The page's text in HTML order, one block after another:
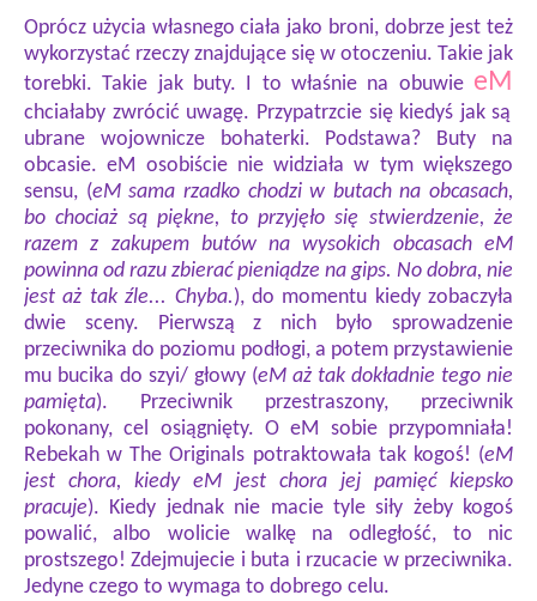
Oprócz użycia własnego ciała jako broni, dobrze jest też
wykorzystać rzeczy znajdujące się w otoczeniu. Takie jak
torebki. Takie jak buty. I to właśnie na obuwie eM
chciałaby zwrócić uwagę. Przypatrzcie się kiedyś jak są
ubrane wojownicze bohaterki. Podstawa? Buty na
obcasie. eM osobiście nie widziała w tym większego
sensu, (eM sama rzadko chodzi w butach na obcasach,
bo chociaż są piękne, to przyjęło się stwierdzenie, że
razem z zakupem butów na wysokich obcasach eM
powinna od razu zbierać pieniądze na gips. No dobra, nie
jest aż tak źle... Chyba.), do momentu kiedy zobaczyła
dwie sceny. Pierwszą z nich było sprowadzenie
przeciwnika do poziomu podłogi, a potem przystawienie
mu bucika do szyi/ głowy (eM aż tak dokładnie tego nie
pamięta). Przeciwnik przestraszony, przeciwnik
pokonany, cel osiągnięty. O eM sobie przypomniała!
Rebekah w The Originals potraktowała tak kogoś! (eM
jest chora, kiedy eM jest chora jej pamięć kiepsko
pracuje). Kiedy jednak nie macie tyle siły żeby kogoś
powalić, albo wolicie walkę na odległość, to nic
prostszego! Zdejmujecie i buta i rzucacie w przeciwnika.
Jedyne czego to wymaga to dobrego celu.